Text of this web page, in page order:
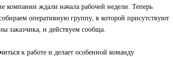
компании ждали начала рабочей недели. Теперь
оперативную группу, в которой присутствуют
заказчика, и действуем сообща.
к работе и делает особенной команду